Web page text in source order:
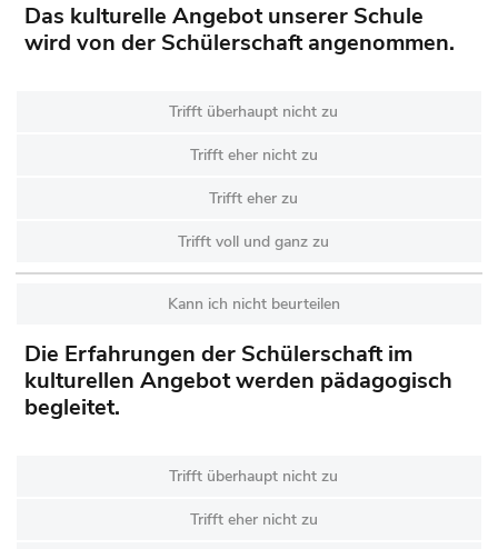
Das kulturelle Angebot unserer Schule
wird von der Schülerschaft angenommen.
Trifft überhaupt nicht zu
Trifft eher nicht zu
Trifft eher zu
Trifft voll und ganz zu
Kann ich nicht beurteilen
Die Erfahrungen der Schülerschaft im
kulturellen Angebot werden pädagogisch
begleitet.
Trifft überhaupt nicht zu
Trifft eher nicht zu